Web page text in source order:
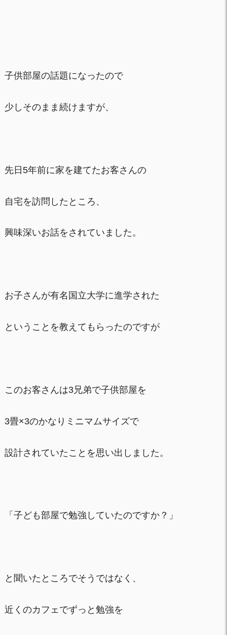
子供部屋の話題になったので
少しそのまま続けますが、
先日5年前に家を建てたお客さんの
自宅を訪問したところ、
興味深いお話をされていました。
お子さんが有名国立大学に進学された
ということを教えてもらったのですが
このお客さんは3兄弟で子供部屋を
3畳×3のかなりミニマムサイズで
設計されていたことを思い出しました。
「子ども部屋で勉強していたのですか？」
と聞いたところでそうではなく、
近くのカフェでずっと勉強を